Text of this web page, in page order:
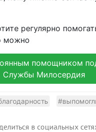
регулярно
можно
помощником
Службы Милосердия
в социальных